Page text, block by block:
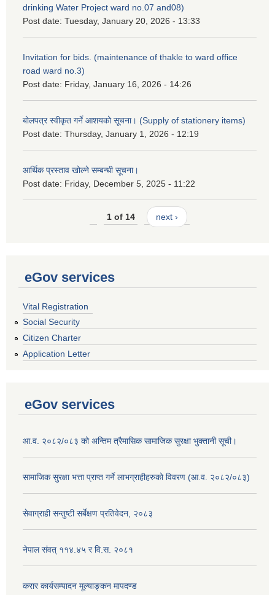
drinking Water Project ward no.07 and08)
Post date: Tuesday, January 20, 2026 - 13:33
Invitation for bids. (maintenance of thakle to ward office
road ward no.3)
Post date: Friday, January 16, 2026 - 14:26
बोलपत्र स्वीकृत गर्ने आशयको सूचना। (Supply of stationery items)
Post date: Thursday, January 1, 2026 - 12:19
आर्थिक प्रस्ताव खोल्ने सम्बन्धी सूचना।
Post date: Friday, December 5, 2025 - 11:22
1 of 14 next ›
eGov services
Vital Registration
Social Security
Citizen Charter
Application Letter
eGov services
आ.व. २०८२/०८३ को अन्तिम त्रैमासिक सामाजिक सुरक्षा भुक्तानी सूची।
सामाजिक सुरक्षा भत्ता प्राप्त गर्ने लाभग्राहीहरुको विवरण (आ.व. २०८२/०८३)
सेवाग्राही सन्तुष्टी सर्बेक्षण प्रतिवेदन, २०८३
नेपाल संवत् ११४.४५ र वि.स. २०८१
करार कार्यसम्पादन मूल्याङ्कन मापदण्ड